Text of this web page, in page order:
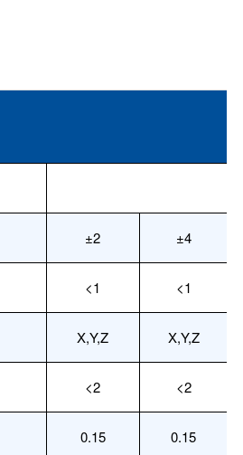
±2 ±4
<1 <1
X,Y,Z X,Y,Z
<2 <2
0.15 0.15